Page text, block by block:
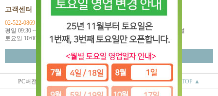
고객센터
02-522-0869
평일 09:30 ~ 18:00
토요일 10:00 ~ 18:00
입금계좌정보
국민 270901-04-033114
예금주: (주)한독인터네셔널
월~금 택배마감 16:00
고객센터 연결
PC버전 상점정보 이용안내 TOP ▲